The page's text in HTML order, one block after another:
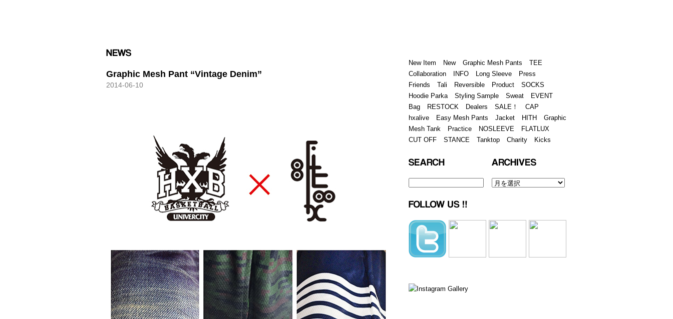
Graphic Mesh Pant “Vintage Denim”
2014-06-10
New Item New Graphic Mesh Pants
TEE
Collaboration
INFO Long Sleeve
Press
Friends
Tali Reversible Product
SOCKS
Hoodie Parka
Styling Sample Sweat
EVENT
Bag
RESTOCK Dealers SALE！
CAP
hxalive
Easy Mesh Pants Jacket HITH
Graphic
Mesh Tank
Practice NOSLEEVE
FLATLUX
CUT OFF
STANCE Tanktop Charity Kicks